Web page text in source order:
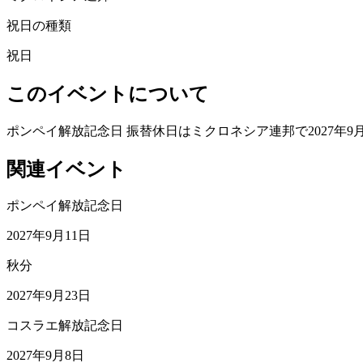
祝日の種類
祝日
このイベントについて
ポンペイ解放記念日 振替休日はミクロネシア連邦で2027年9
関連イベント
ポンペイ解放記念日
2027年9月11日
秋分
2027年9月23日
コスラエ解放記念日
2027年9月8日